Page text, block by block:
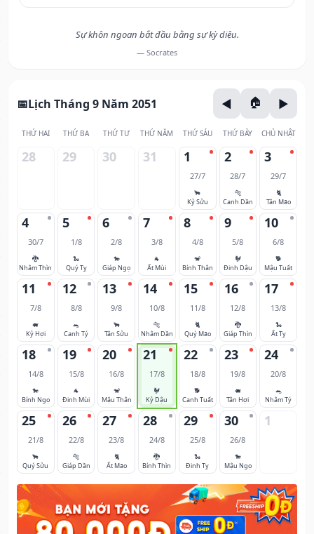
Sự khôn ngoan bắt đầu bằng sự kỳ diệu.
— Socrates
Lịch Tháng 9 Năm 2051
THỨ HAI THỨ BA THỨ TƯ THỨ NĂM THỨ SÁU THỨ BẢY CHỦ NHẬT
28 29 30 31 1
27/7
🐂
Kỷ Sửu
2
28/7
🐅
Canh Dần
3
29/7
🐈
Tân Mão
4
30/7
🐉
Nhâm Thìn
5
1/8
🐍
Quý Tỵ
6
2/8
🐎
Giáp Ngọ
7
3/8
🐐
Ất Mùi
8
4/8
🐒
Bính Thân
9
5/8
🐓
Đinh Dậu
10
6/8
🐕
Mậu Tuất
11
7/8
🐖
Kỷ Hợi
12
8/8
🐀
Canh Tý
13
9/8
🐂
Tân Sửu
14
10/8
🐅
Nhâm Dần
15
11/8
🐈
Quý Mão
16
12/8
🐉
Giáp Thìn
17
13/8
🐍
Ất Tỵ
18
14/8
🐎
Bính Ngọ
19
15/8
🐐
Đinh Mùi
20
16/8
🐒
Mậu Thân
21
17/8
🐓
Kỷ Dậu
22
18/8
🐕
Canh Tuất
23
19/8
🐖
Tân Hợi
24
20/8
🐀
Nhâm Tý
25
21/8
🐂
Quý Sửu
26
22/8
🐅
Giáp Dần
27
23/8
🐈
Ất Mão
28
24/8
🐉
Bính Thìn
29
25/8
🐍
Đinh Tỵ
30
26/8
🐎
Mậu Ngọ
1